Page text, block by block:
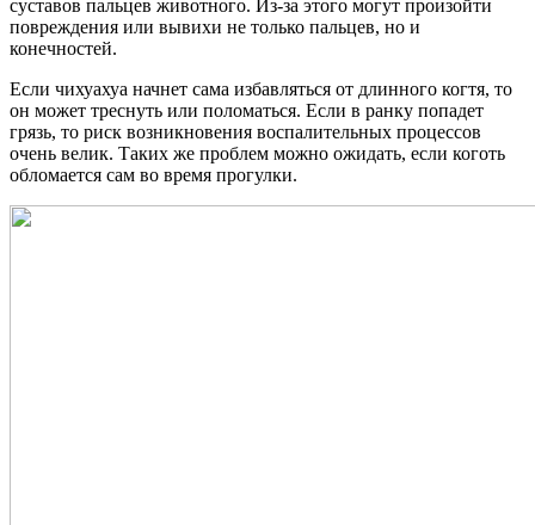
суставов пальцев животного. Из-за этого могут произойти
повреждения или вывихи не только пальцев, но и
конечностей.
Если чихуахуа начнет сама избавляться от длинного когтя, то
он может треснуть или поломаться. Если в ранку попадет
грязь, то риск возникновения воспалительных процессов
очень велик. Таких же проблем можно ожидать, если коготь
обломается сам во время прогулки.